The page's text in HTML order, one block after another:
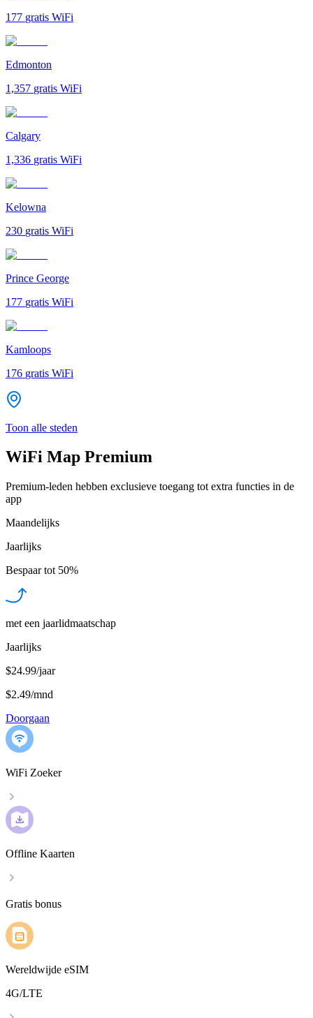
177 gratis WiFi
Edmonton
1,357 gratis WiFi
Calgary
1,336 gratis WiFi
Kelowna
230 gratis WiFi
Prince George
177 gratis WiFi
Kamloops
176 gratis WiFi
Toon alle steden
WiFi Map Premium
Premium-leden hebben exclusieve toegang tot extra functies in de
app
Maandelijks
Jaarlijks
Bespaar tot 50%
met een jaarlidmaatschap
Jaarlijks
$24.99/jaar
$2.49/mnd
Doorgaan
WiFi Zoeker
Offline Kaarten
Gratis bonus
Wereldwijde eSIM
4G/LTE